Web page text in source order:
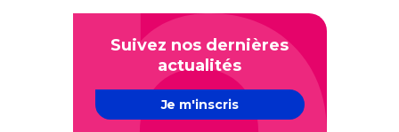
Suivez nos dernières
actualités
Je m'inscris